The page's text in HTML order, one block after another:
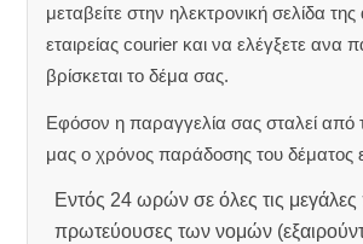
μεταβείτε στην ηλεκτρονική σελίδα της
εταιρείας courier και να ελέγξετε ανα
βρίσκεται το δέμα σας.
Εφόσον η παραγγελία σας σταλεί από
μας ο χρόνος παράδοσης του δέματος
Εντός 24 ωρών σε όλες τις μεγάλες
πρωτεύουσες των νομών